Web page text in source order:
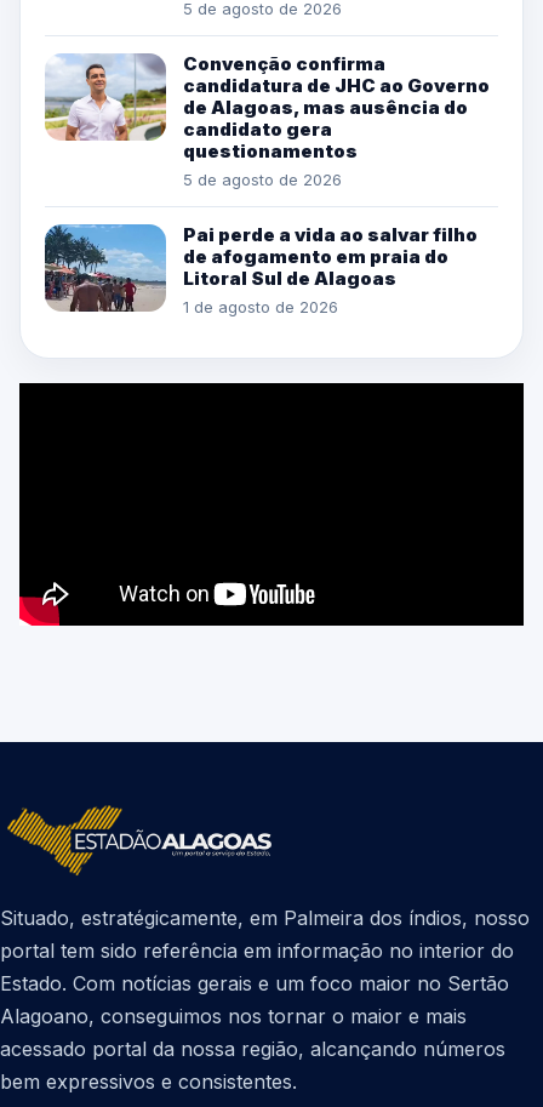
5 de agosto de 2026
Convenção confirma
candidatura de JHC ao Governo
de Alagoas, mas ausência do
candidato gera
questionamentos
5 de agosto de 2026
Pai perde a vida ao salvar filho
de afogamento em praia do
Litoral Sul de Alagoas
1 de agosto de 2026
Situado, estratégicamente, em Palmeira dos índios, nosso
portal tem sido referência em informação no interior do
Estado. Com notícias gerais e um foco maior no Sertão
Alagoano, conseguimos nos tornar o maior e mais
acessado portal da nossa região, alcançando números
bem expressivos e consistentes.